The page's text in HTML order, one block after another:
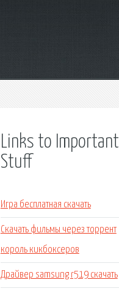
Links to Important
Stuff
Игра бесплатная скачать
Скачать фильмы через торрент
король кикбоксеров
Драйвер samsung r519 скачать